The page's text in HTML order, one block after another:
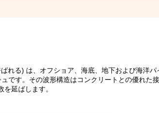
れる) は、オフショア、海底、地下および海洋パ
です。その波形構造はコンクリートとの優れた
延ばします。